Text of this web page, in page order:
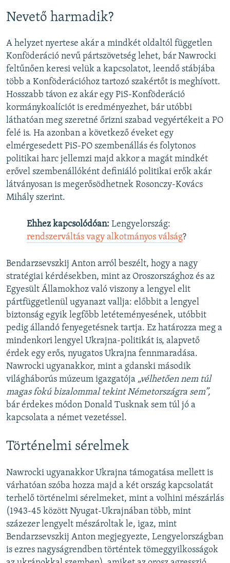
Nevető harmadik?
A helyzet nyertese akár a mindkét oldaltól független
Konföderáció nevű pártszövetség lehet, bár Nawrocki
feltűnően keresi velük a kapcsolatot, leendő stábjába
több a Konföderációhoz tartozó szakértőt is meghívott.
Hosszabb távon ez akár egy PiS-Konföderáció
kormánykoalíciót is eredményezhet, bár utóbbi
láthatóan meg szeretné őrizni szabad vegyértékeit a PO
felé is. Ha azonban a következő éveket egy
elmérgesedett PiS-PO szembenállás és folytonos
politikai harc jellemzi majd akkor a magát mindkét
erővel szembenállóként definiáló politikai erők akár
látványosan is megerősödhetnek Rosonczy-Kovács
Mihály szerint.
Ehhez kapcsolódóan: Lengyelország:
rendszerváltás vagy alkotmányos válság?
Bendarzsevszkij Anton arról beszélt, hogy a nagy
stratégiai kérdésekben, mint az Oroszországhoz és az
Egyesült Államokhoz való viszony a lengyel elit
pártfüggetlenül ugyanazt vallja: előbbit a lengyel
biztonság egyik legfőbb letéteményesének, utóbbit
pedig állandó fenyegetésnek tartja. Ez határozza meg a
mindenkori lengyel Ukrajna-politikát is, alapvető
érdek egy erős, nyugatos Ukrajna fennmaradása.
Nawrocki ugyanakkor, mint a gdanski második
világháborús múzeum igazgatója „vélhetően nem túl
magas fokú bizalommal tekint Németországra sem”,
bár érdekes módon Donald Tusknak sem túl jó a
kapcsolata a német vezetéssel.
Történelmi sérelmek
Nawrocki ugyanakkor Ukrajna támogatása mellett is
várhatóan szóba hozza majd a két ország kapcsolatát
terhelő történelmi sérelmeket, mint a volhini mészárlás
(1943-45 között Nyugat-Ukrajnában több, mint
százezer lengyelt mészároltak le, igaz, mint
Bendarzsevszkij Anton megjegyezte, Lengyelországban
is ezres nagyságrendben történtek tömeggyilkosságok